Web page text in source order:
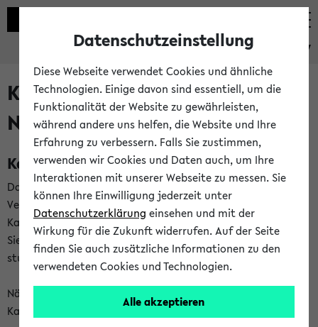
eKVV
Kalenderintegration und
Newsfeeds
Kalenderintegration
Das eKVV bietet Ihnen die Möglichkeit,
Veranstaltungstermine in eine Vielzahl von
Kalenderanwendungen einzubinden. Auf diese Weise können
Sie einen gemeinsamen Überblick über Ihre privaten und
studienbezogenen Termine erhalten.
Näheres zu Vorteilen und Funktionsweise der
Kalenderintegration können Sie auf unserer
Datenschutzeinstellung
Diese Webseite verwendet Cookies und ähnliche
Technologien. Einige davon sind essentiell, um die
Funktionalität der Website zu gewährleisten,
während andere uns helfen, die Website und Ihre
Erfahrung zu verbessern. Falls Sie zustimmen,
verwenden wir Cookies und Daten auch, um Ihre
Interaktionen mit unserer Webseite zu messen. Sie
können Ihre Einwilligung jederzeit unter
Datenschutzerklärung einsehen und mit der
Wirkung für die Zukunft widerrufen. Auf der Seite
finden Sie auch zusätzliche Informationen zu den
verwendeten Cookies und Technologien.
Alle akzeptieren